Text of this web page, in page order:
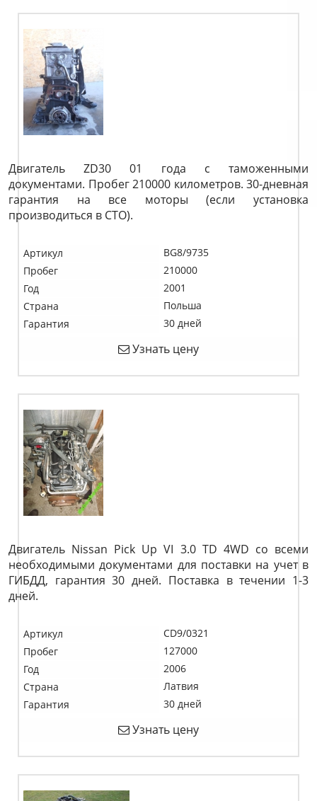
Двигатель ZD30 01 года с таможенными
документами. Пробег 210000 километров. 30-дневная
гарантия на все моторы (если установка
производиться в СТО).
Артикул
BG8/9735
Пробег
210000
Год
2001
Страна
Польша
Гарантия
30 дней
Узнать цену
Двигатель Nissan Pick Up VI 3.0 TD 4WD со всеми
необходимыми документами для поставки на учет в
ГИБДД, гарантия 30 дней. Поставка в течении 1-3
дней.
Артикул
CD9/0321
Пробег
127000
Год
2006
Страна
Латвия
Гарантия
30 дней
Узнать цену